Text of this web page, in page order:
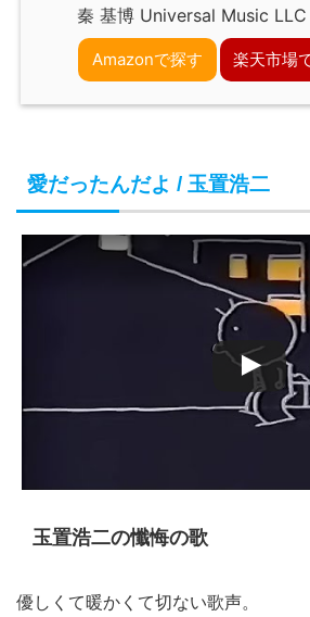
秦 基博 Universal Music
Amazonで探す 楽天市場
愛だったんだよ / 玉置浩二
玉置浩二の懺悔の歌
優しくて暖かくて切ない歌声。